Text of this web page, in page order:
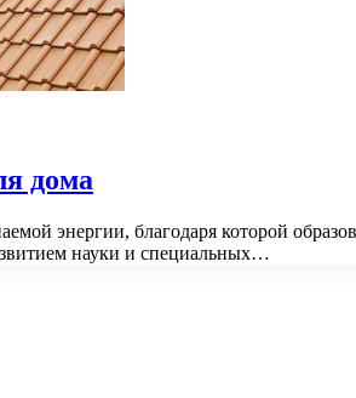
дома
энергии, благодаря которой
науки и специальных…